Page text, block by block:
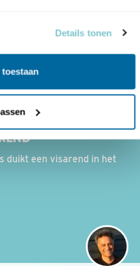
Details tonen
duikt een visarend in het